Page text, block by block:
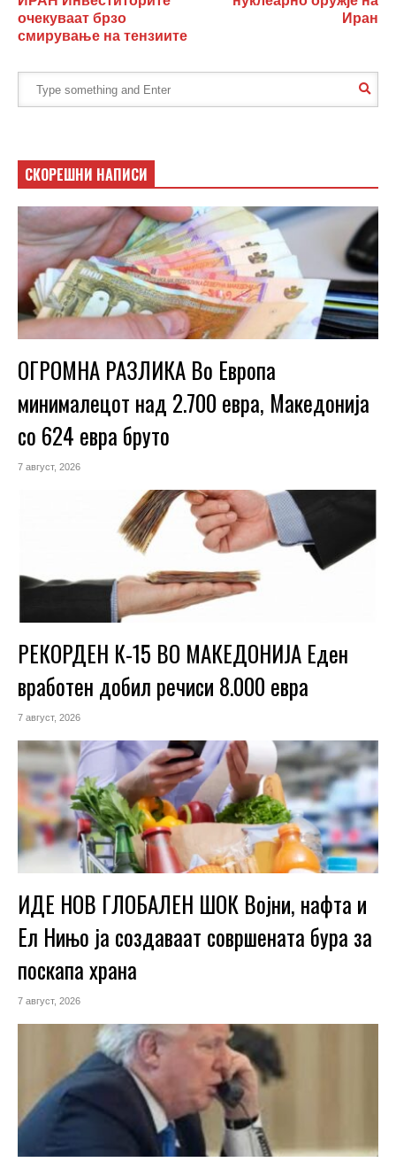
очекуваат брзо
смирување на тензиите
Иран
СКОРЕШНИ НАПИСИ
ОГРОМНА РАЗЛИКА Во Европа
минималецот над 2.700 евра, Македонија
со 624 евра бруто
7 август, 2026
РЕКОРДЕН К-15 ВО МАКЕДОНИЈА Еден
вработен добил речиси 8.000 евра
7 август, 2026
ИДЕ НОВ ГЛОБАЛЕН ШОК Војни, нафта и
Ел Нињо ја создаваат совршената бура за
поскапа храна
7 август, 2026